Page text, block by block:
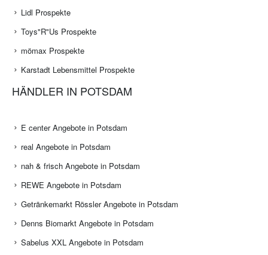
Lidl Prospekte
Toys"R"Us Prospekte
mömax Prospekte
Karstadt Lebensmittel Prospekte
HÄNDLER IN POTSDAM
E center Angebote in Potsdam
real Angebote in Potsdam
nah & frisch Angebote in Potsdam
REWE Angebote in Potsdam
Getränkemarkt Rössler Angebote in Potsdam
Denns Biomarkt Angebote in Potsdam
Sabelus XXL Angebote in Potsdam